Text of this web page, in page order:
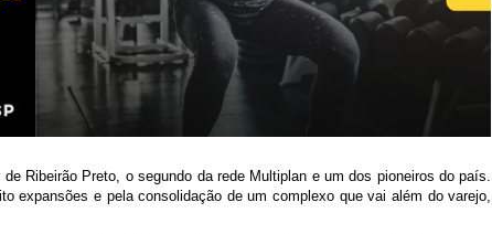
Ribeirão Preto, o segundo da rede Multiplan e um dos pioneiros do país.
expansões e pela consolidação de um complexo que vai além do varejo,